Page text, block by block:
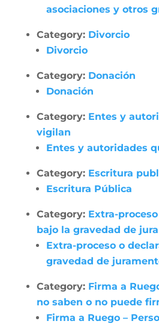
asociaciones y otros
Category: Divorcio
Divorcio
Category: Donación
Donación
Category: Entes y
vigilan
Entes y autoridades
Category: Escritura
Escritura Pública
Category: Extra-
bajo la gravedad de
Extra-proceso o
gravedad de
Category: Firma a
no saben o no puede
Firma a Ruego –